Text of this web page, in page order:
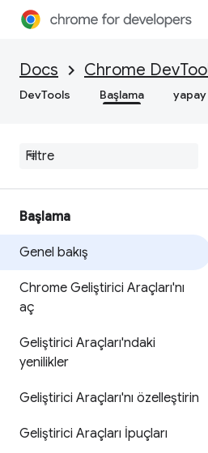
Docs Chrome
DevTools Başlama
Başlama
Genel bakış
Chrome Geliştirici Araçları'nı
aç
Geliştirici Araçları'ndaki
yenilikler
Geliştirici Araçları'nı özelleştirin
Geliştirici Araçları İpuçları